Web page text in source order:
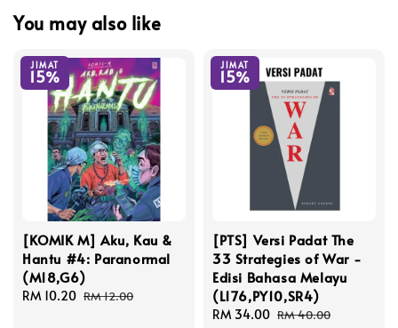
You may also like
JIMAT
15%
[KOMIK M] Aku, Kau &
Hantu #4: Paranormal
(M18,G6)
Sale
RM 10.20 Regular
RM 12.00
JIMAT
15%
[PTS] Versi Padat The
33 Strategies of War -
Edisi Bahasa Melayu
(L176,PY10,SR4)
Sale
RM 34.00 Regular
RM 40.00